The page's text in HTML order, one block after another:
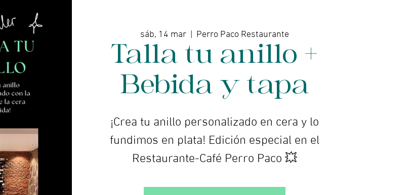
sáb, 14 mar
  |
Perro Paco Restaurante
Talla tu anillo +
Bebida y tapa
¡Crea tu anillo personalizado en cera y lo
fundimos en plata! Edición especial en el
Restaurante-Café Perro Paco 💥